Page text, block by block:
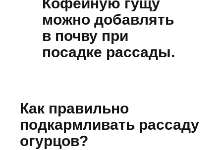
можно добавлять
в почву при
посадке рассады.
Как правильно
подкармливать рассаду
огурцов?